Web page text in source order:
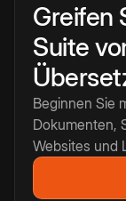
Greifen
Suite
Beginnen Sie
Dokumenten,
Websites und